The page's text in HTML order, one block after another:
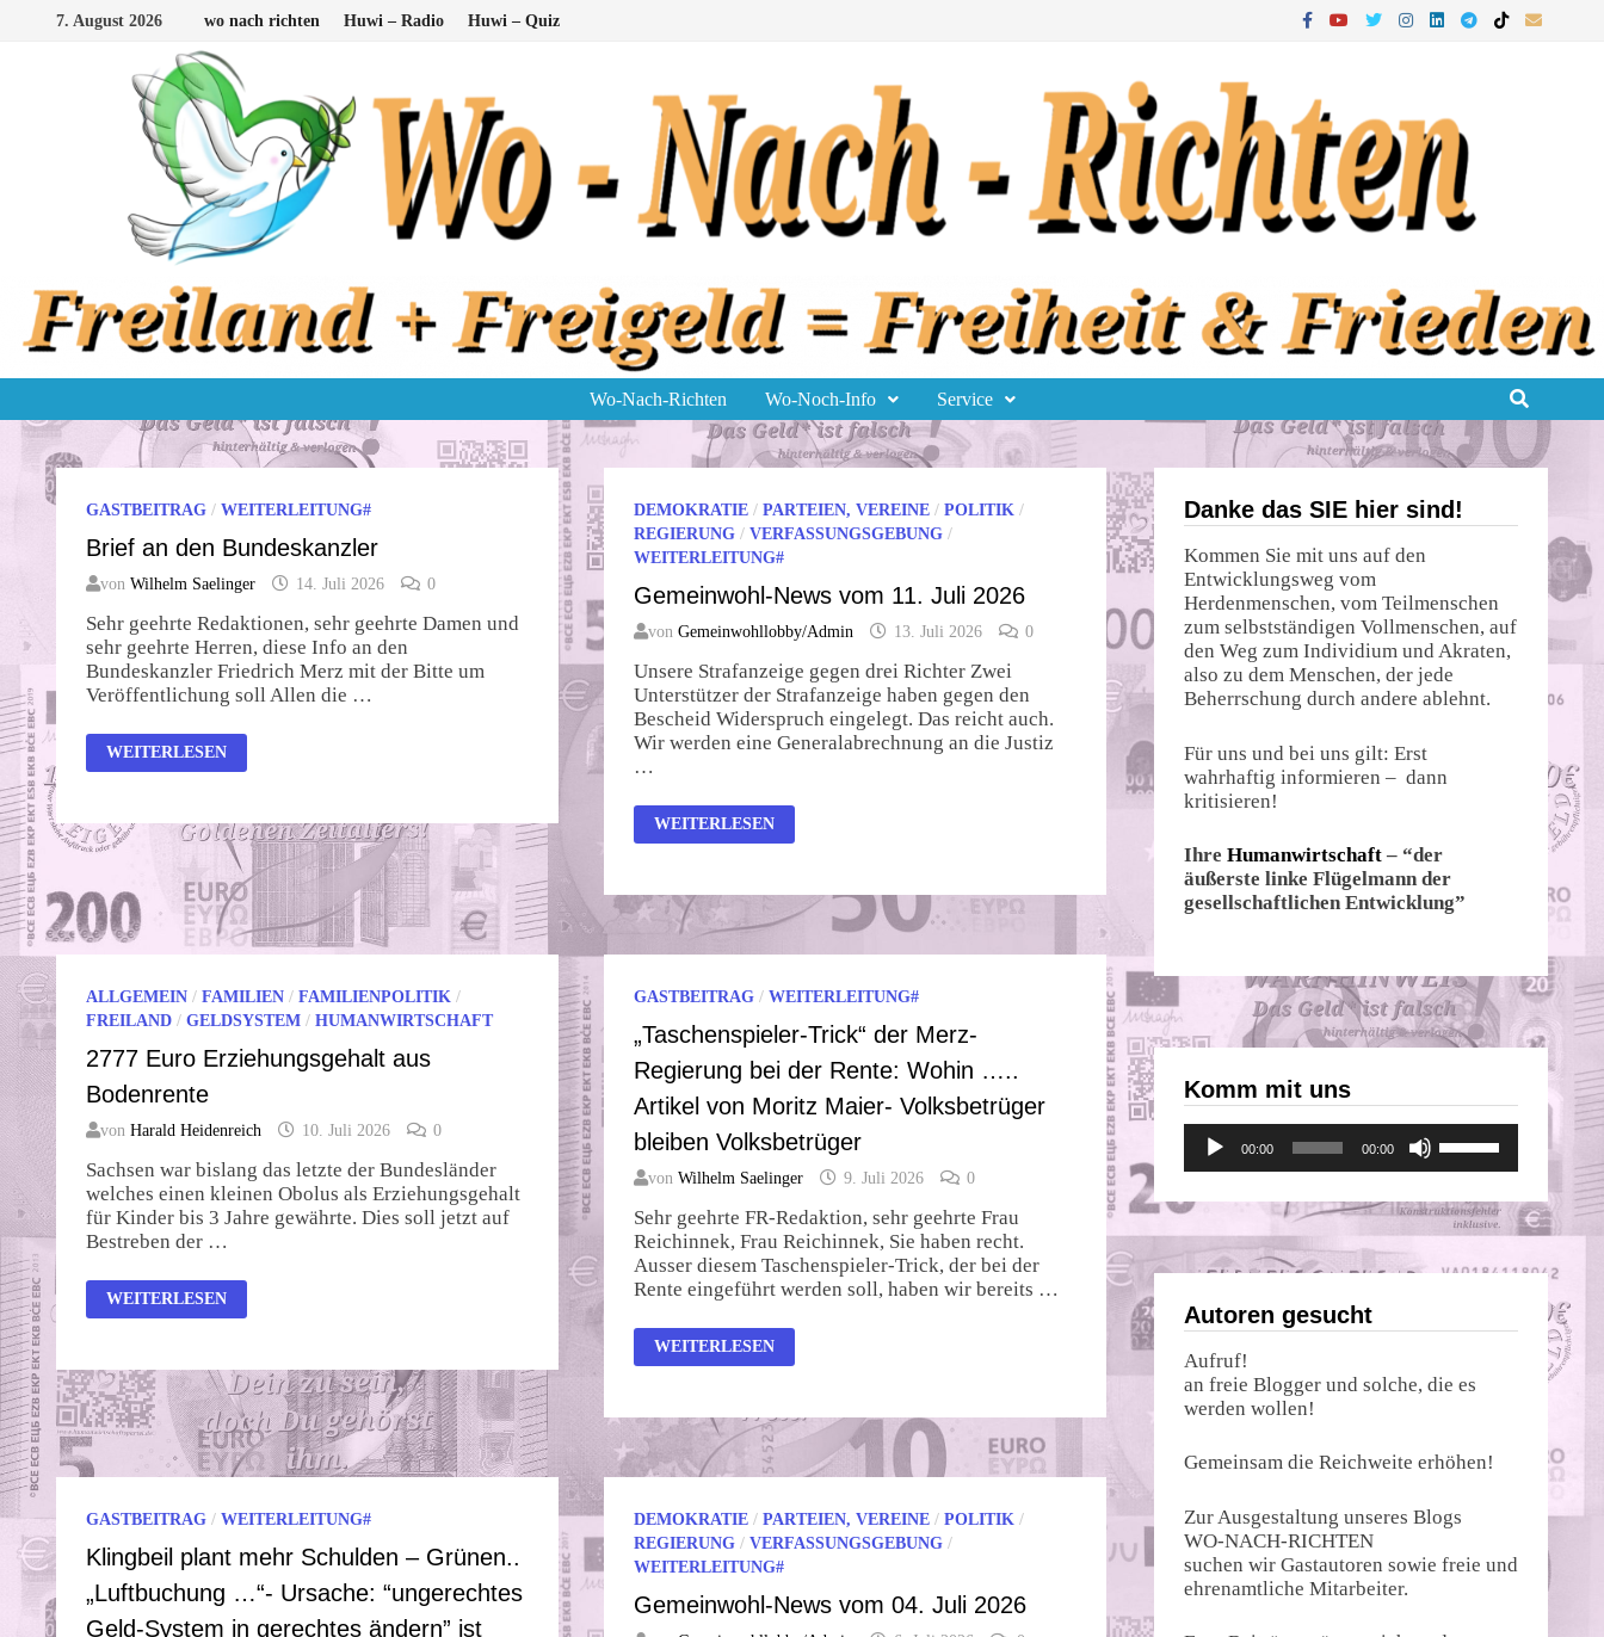
7. August 2026 wo nach richten Huwi – Radio Huwi – Quiz
Wo-Nach-Richten Wo-Noch-Info Service
GASTBEITRAG / WEITERLEITUNG#
Brief an den Bundeskanzler
von Wilhelm Saelinger 14. Juli 2026 0
Sehr geehrte Redaktionen, sehr geehrte Damen und
sehr geehrte Herren, diese Info an den
Bundeskanzler Friedrich Merz mit der Bitte um
Veröffentlichung soll Allen die …
BRIEF
AN
WEITERLESEN
DEMOKRATIE/ PARTEIEN, VEREINE/ POLITIK/
REGIERUNG/ VERFASSUNGSGEBUNG/
WEITERLEITUNG#
Gemeinwohl-News vom 11. Juli 2026
von Gemeinwohllobby/Admin 13. Juli 2026 0
Unsere Strafanzeige gegen drei Richter Zwei
Unterstützer der Strafanzeige haben gegen den
Bescheid Widerspruch eingelegt. Das reicht auch.
Wir werden eine Generalabrechnung an die Justiz
…
GEMEINWOHL-
NEWS
2026
WEITERLESEN
ALLGEMEIN / FAMILIEN / FAMILIENPOLITIK /
FREILAND / GELDSYSTEM / HUMANWIRTSCHAFT
2777 Euro Erziehungsgehalt aus
Bodenrente
von Harald Heidenreich 10. Juli 2026 0
Sachsen war bislang das letzte der Bundesländer
welches einen kleinen Obolus als Erziehungsgehalt
für Kinder bis 3 Jahre gewährte. Dies soll jetzt auf
Bestreben der …
2777
EURO
WEITERLESEN
GASTBEITRAG/ WEITERLEITUNG#
„Taschenspieler-Trick“ der Merz-
Regierung bei der Rente: Wohin …..
Artikel von Moritz Maier- Volksbetrüger
bleiben Volksbetrüger
von Wilhelm Saelinger 9. Juli 2026 0
Sehr geehrte FR-Redaktion, sehr geehrte Frau
Reichinnek, Frau Reichinnek, Sie haben recht.
Ausser diesem Taschenspieler-Trick, der bei der
Rente eingeführt werden soll, haben wir bereits …
„TASCHENSPIELER-
TRICK“
BEI
RENTE:
WOHIN
VON
MORITZ
MAIER-
VOLKSBETRÜGER
BLEIBEN
VOLKSBETRÜGER
WEITERLESEN
GASTBEITRAG / WEITERLEITUNG#
Klingbeil plant mehr Schulden – Grünen..
„Luftbuchung …“- Ursache: “ungerechtes
Geld-System in gerechtes ändern” ist
DEMOKRATIE/ PARTEIEN, VEREINE/ POLITIK/
REGIERUNG/ VERFASSUNGSGEBUNG/
WEITERLEITUNG#
Gemeinwohl-News vom 04. Juli 2026
Danke das SIE hier sind!
Kommen Sie mit uns auf den
Entwicklungsweg vom
Herdenmenschen, vom Teilmenschen
zum selbstständigen Vollmenschen, auf
den Weg zum Individium und Akraten,
also zu dem Menschen, der jede
Beherrschung durch andere ablehnt.
Für uns und bei uns gilt: Erst
wahrhaftig informieren – dann
kritisieren!
Ihre Humanwirtschaft – “der
äußerste linke Flügelmann der
gesellschaftlichen Entwicklung”
Komm mit uns
Audio-
Player
00:00 00:00
Hoch/Runter
um
die
zu
Autoren gesucht
Aufruf!
an freie Blogger und solche, die es
werden wollen!
Gemeinsam die Reichweite erhöhen!
Zur Ausgestaltung unseres Blogs
WO-NACH-RICHTEN
suchen wir Gastautoren sowie freie und
ehrenamtliche Mitarbeiter.